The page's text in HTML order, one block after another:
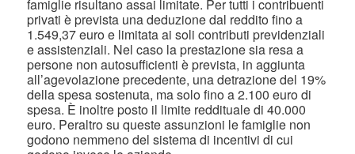
famiglie risultano assai limitate. Per tutti i contribuenti
privati è prevista una deduzione dal reddito fino a
1.549,37 euro e limitata ai soli contributi previdenziali
e assistenziali. Nel caso la prestazione sia resa a
persone non autosufficienti è prevista, in aggiunta
all’agevolazione precedente, una detrazione del 19%
della spesa sostenuta, ma solo fino a 2.100 euro di
spesa. È inoltre posto il limite reddituale di 40.000
euro. Peraltro su queste assunzioni le famiglie non
godono nemmeno del sistema di incentivi di cui